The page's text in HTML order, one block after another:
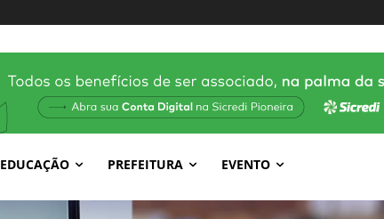
EDUCAÇÃO PREFEITURA EVENTO